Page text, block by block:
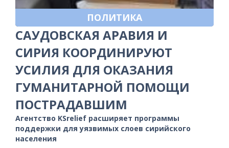
ПОЛИТИКА
САУДОВСКАЯ АРАВИЯ И
СИРИЯ КООРДИНИРУЮТ
УСИЛИЯ ДЛЯ ОКАЗАНИЯ
ГУМАНИТАРНОЙ ПОМОЩИ
ПОСТРАДАВШИМ
Агентство KSrelief расширяет программы
поддержки для уязвимых слоев сирийского
населения